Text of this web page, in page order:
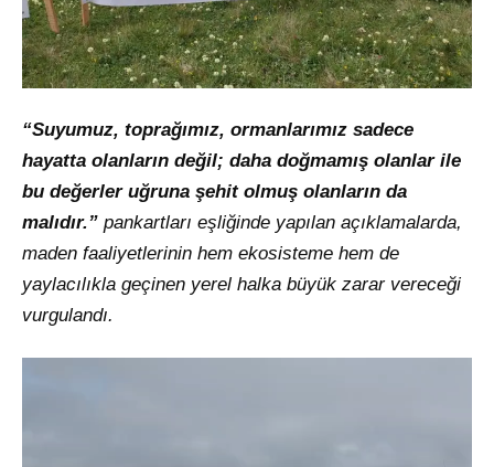
“Suyumuz, toprağımız, ormanlarımız sadece
hayatta olanların değil; daha doğmamış olanlar ile
bu değerler uğruna şehit olmuş olanların da
malıdır.” pankartları eşliğinde yapılan açıklamalarda,
maden faaliyetlerinin hem ekosisteme hem de
yaylacılıkla geçinen yerel halka büyük zarar vereceği
vurgulandı.